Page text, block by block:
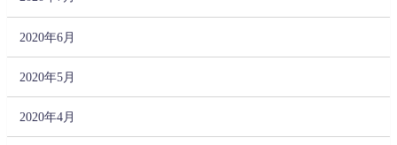
2020年6月
2020年5月
2020年4月